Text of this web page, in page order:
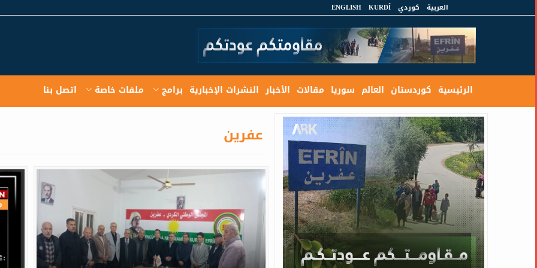
العربية كوردي KURDÎ
ENGLISH
الرئيسية كوردستان العالم سوريا مقالات الأخبار النشرات الإخبارية برامج ملفات خاصة اتصل بنا
عفرين